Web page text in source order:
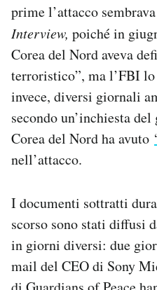
prime l’attacco
Interview, poiché in
Corea del Nord aveva
terroristico”, ma l’FBI
invece, diversi giornali
secondo un’inchiesta
Corea del Nord ha avuto
nell’attacco.
I documenti sottratti
scorso sono stati diffusi
in giorni diversi: due
mail del CEO di Sony